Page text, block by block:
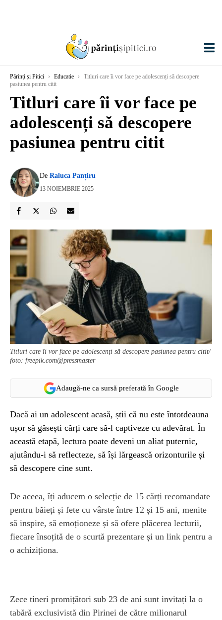
Părinți și Pitici › Educatie ›
Titluri care îi vor face pe adolescenți să descopere
pasiunea pentru citit
Titluri care îi vor face pe
adolescenți să descopere
pasiunea pentru citit
De Raluca Panțiru
13 NOIEMBRIE 2025
Titluri care îi vor face pe adolescenți să descopere pasiunea pentru citit/
foto: freepik.com@pressmaster
Adaugă-ne ca sursă preferată în Google
Dacă ai un adolescent acasă, știi că nu este întotdeauna
ușor să găsești cărți care să-l captiveze cu adevărat. În
această etapă, lectura poate deveni un aliat puternic,
ajutându-i să reflecteze, să își lărgească orizonturile și
să descopere cine sunt.
De aceea, îți aducem o selecție de 15 cărți recomandate
pentru băieți și fete cu vârste între 12 și 15 ani, menite
să inspire, să emoționeze și să ofere plăcerea lecturii,
fiecare însoțită de o scurtă prezentare și un link pentru a
o achiziționa.
Zece tineri promițători sub 23 de ani sunt invitați la o
tabără exclusivistă din Pirinei de către milionarul